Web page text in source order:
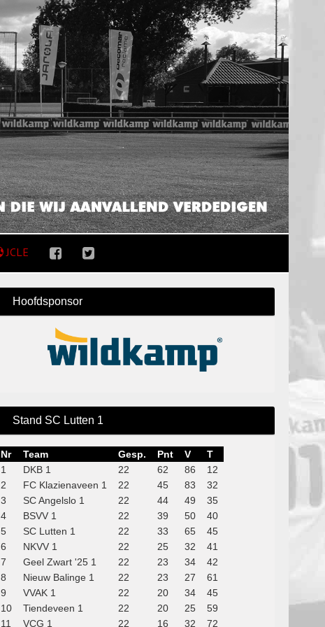
JCLE
Hoofdsponsor
Stand SC Lutten 1
Nr Team Gesp. Pnt V
T
1
DKB 1 22 62 86
12
2
FC Klazienaveen 1 22 45 83
32
3
SC Angelslo 1 22 44 49
35
4
BSVV 1 22 39 50
40
5
SC Lutten 1 22 33 65
45
6
NKVV 1 22 25 32
41
7
Geel Zwart '25 1 22 23 34
42
8
Nieuw Balinge 1 22 23 27
61
9
VVAK 1 22 20 34
45
10
Tiendeveen 1 22 20 25
59
11
VCG 1 22 16 32 72